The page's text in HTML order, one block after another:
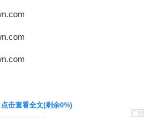
责任编辑：黄鹏 CG001
点击查看全文(剩余0%)
广告